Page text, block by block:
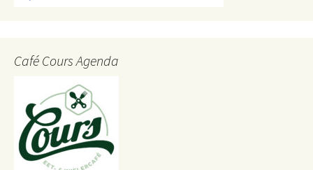
Café Cours Agenda